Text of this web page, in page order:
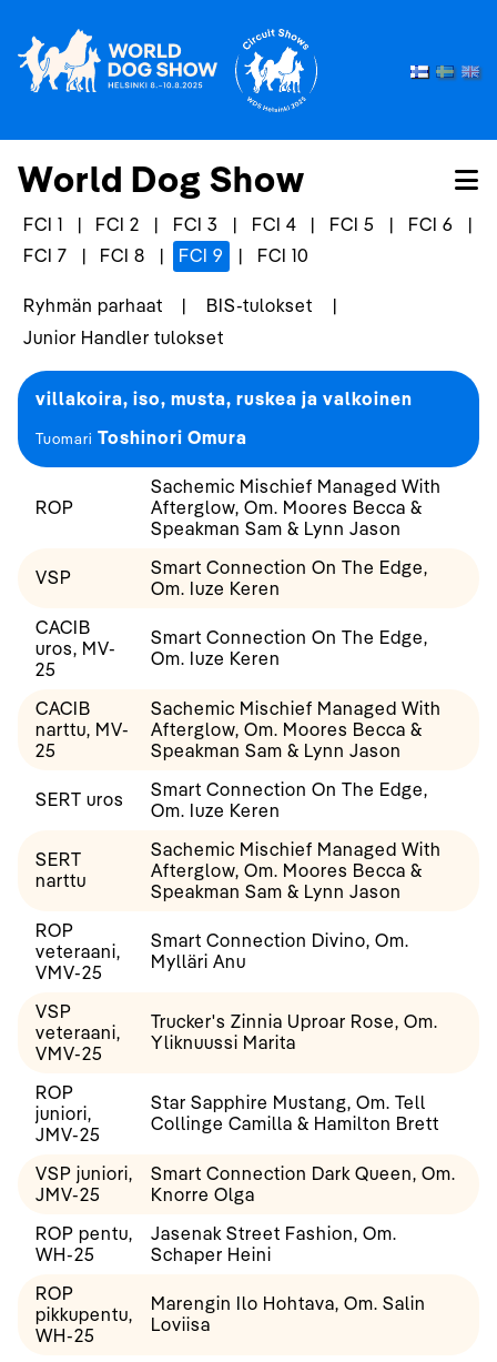
World Dog Show
FCI 1 | FCI 2 | FCI 3 | FCI 4 | FCI 5 | FCI 6
|
FCI 7
| FCI 8 | FCI 9 | FCI 10
Ryhmän parhaat | BIS-tulokset
|
Junior Handler tulokset
villakoira, iso, musta, ruskea ja valkoinen
Tuomari Toshinori Omura
ROP
Sachemic Mischief Managed With
Afterglow, Om. Moores Becca &
Speakman Sam & Lynn Jason
VSP
Smart Connection On The Edge,
Om. Iuze Keren
CACIB
uros, MV-
25
Smart Connection On The Edge,
Om. Iuze Keren
CACIB
narttu, MV-
25
Sachemic Mischief Managed With
Afterglow, Om. Moores Becca &
Speakman Sam & Lynn Jason
SERT uros
Smart Connection On The Edge,
Om. Iuze Keren
SERT
narttu
Sachemic Mischief Managed With
Afterglow, Om. Moores Becca &
Speakman Sam & Lynn Jason
ROP
veteraani,
VMV-25
Smart Connection Divino, Om.
Mylläri Anu
VSP
veteraani,
VMV-25
Trucker's Zinnia Uproar Rose, Om.
Yliknuussi Marita
ROP
juniori,
JMV-25
Star Sapphire Mustang, Om. Tell
Collinge Camilla & Hamilton Brett
VSP juniori,
JMV-25
Smart Connection Dark Queen, Om.
Knorre Olga
ROP pentu,
WH-25
Jasenak Street Fashion, Om.
Schaper Heini
ROP
pikkupentu,
WH-25
Marengin Ilo Hohtava, Om. Salin
Loviisa